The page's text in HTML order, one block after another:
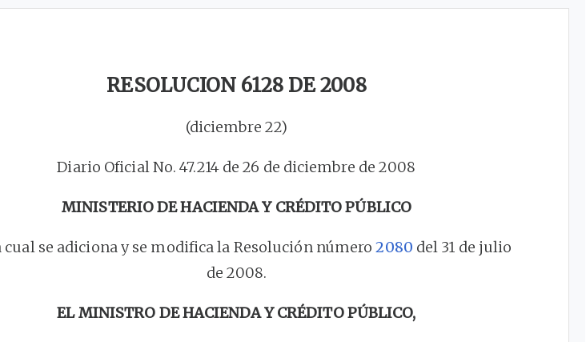
RESOLUCION 6128 DE 2008
(diciembre 22)
Diario Oficial No. 47.214 de 26 de diciembre de 2008
MINISTERIO DE HACIENDA Y CRÉDITO PÚBLICO
cual se adiciona y se modifica la Resolución número2080 del 31 de julio
de 2008.
EL MINISTRO DE HACIENDA Y CRÉDITO PÚBLICO,